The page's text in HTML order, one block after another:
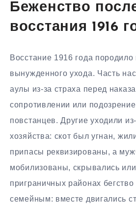
Беженство
восстания 1916
Восстание 1916 года породило
вынужденного ухода. Часть
аулы из-за страха перед
сопротивлении или
повстанцев. Другие уходили
хозяйства: скот был угнан,
припасы реквизированы, а
мобилизованы, скрывались
приграничных районах бегство
семейным: вместе двигались